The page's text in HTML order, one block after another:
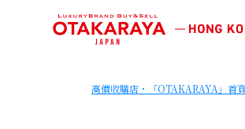
高價收購店・「OTAKARAYA」首